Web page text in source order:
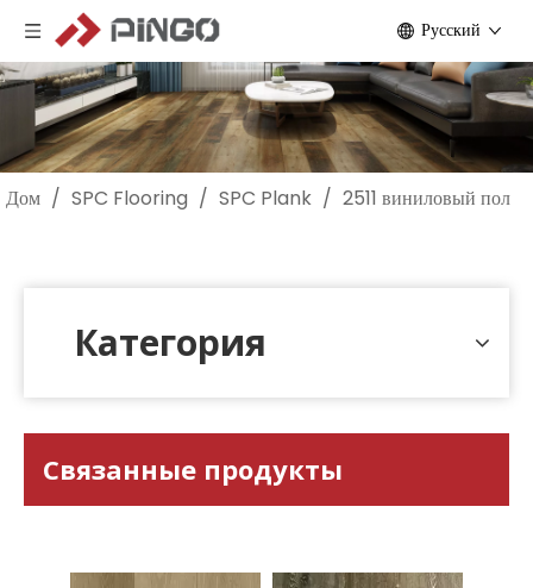
Pусский
Дом / SPC Flooring / SPC Plank / 2511 виниловый пол
Категория
Связанные продукты